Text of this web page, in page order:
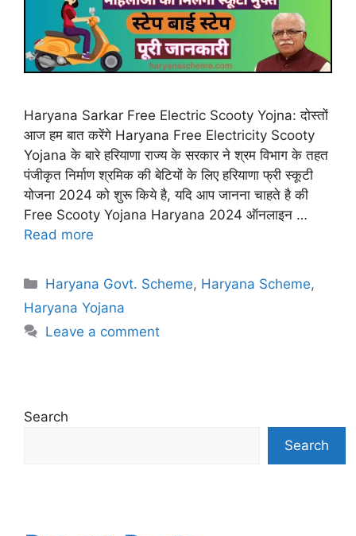
Haryana Sarkar Free Electric Scooty Yojna: दोस्तों
आज हम बात करेंगे Haryana Free Electricity Scooty
Yojana के बारे हरियाणा राज्य के सरकार ने श्रम विभाग के तहत
पंजीकृत निर्माण श्रमिक की बेटियों के लिए हरियाणा फ्री स्कूटी
योजना 2024 को शुरू किये है, यदि आप जानना चाहते है की
Free Scooty Yojana Haryana 2024 ऑनलाइन …
Read more
Categories
Haryana Govt. Scheme, Haryana Scheme,
Haryana Yojana
Leave a comment
Search
Search